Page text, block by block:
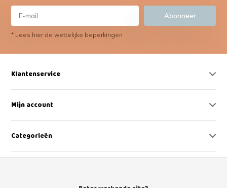
Abonneer
* Lees hier de wettelijke beperkingen
Klantenservice
Mijn account
Categorieën